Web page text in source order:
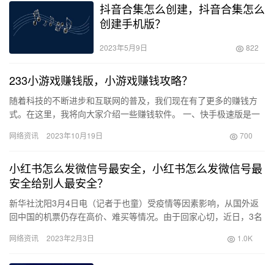
抖音合集怎么创建，抖音合集怎么
创建手机版？
2023年5月9日 822
233小游戏赚钱版，小游戏赚钱攻略？
随着科技的不断进步和互联网的普及，我们现在有了更多的赚钱方
式。在这里，我将向大家介绍一些赚钱软件。 一、快手极速版是一
的…
网络资讯 2023年10月19日 700
小红书怎么发微信号最安全，小红书怎么发微信号最
安全给别人最安全？
新华社沈阳3月4日电（记者于也童）受疫情等因素影响，从国外返
回中国的机票仍存在高价、难买等情况。由于回家心切，近日，3名
网络资讯 2023年2月3日 1.0K